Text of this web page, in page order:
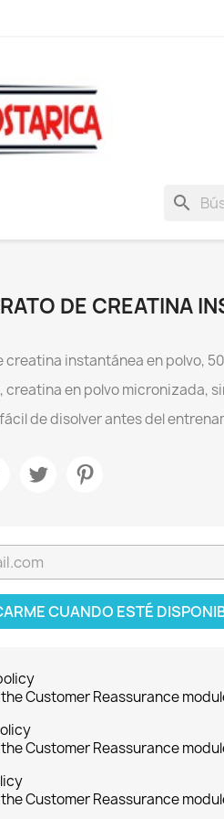
search
DE CREATINA
instantánea en polvo,
creatina en polvo micronizada,
de disolver antes del
CUANDO ESTÉ
Customer Reassurance
Customer Reassurance
Customer Reassurance